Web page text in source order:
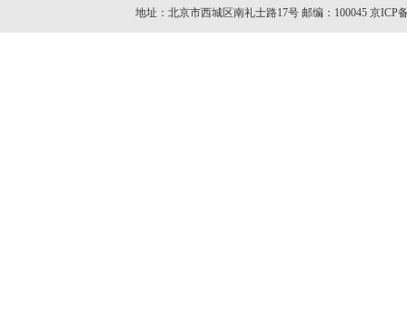
地址：北京市西城区南礼士路17号 邮编：100045 京ICP